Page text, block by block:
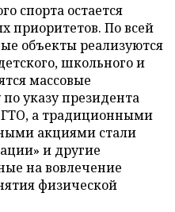
спорта остается
приоритетов. По всей
объекты реализуются
школьного и
массовые
по указу президента
а традиционными
акциями стали
и другие
на вовлечение
физической